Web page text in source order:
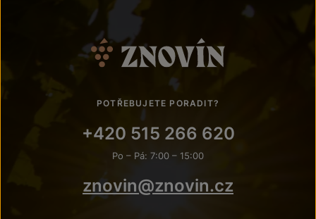
POTŘEBUJETE PORADIT?
+420 515 266 620
Po – Pá: 7:00 – 15:00
znovin@znovin.cz